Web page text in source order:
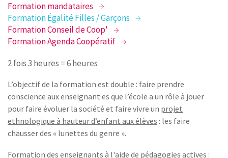
CONTACT
Formation mandataires
Formation Égalité Filles / Garçons
Formation Conseil de Coop'
Formation Agenda Coopératif
2 fois 3 heures = 6 heures
L’objectif de la formation est double : faire prendre
conscience aux enseignant·es que l’école a un rôle à jouer
pour faire évoluer la société et faire vivre un projet
ethnologique à hauteur d’enfant aux élèves : les faire
chausser des « lunettes du genre ».
Formation des enseignants à l'aide de pédagogies actives :